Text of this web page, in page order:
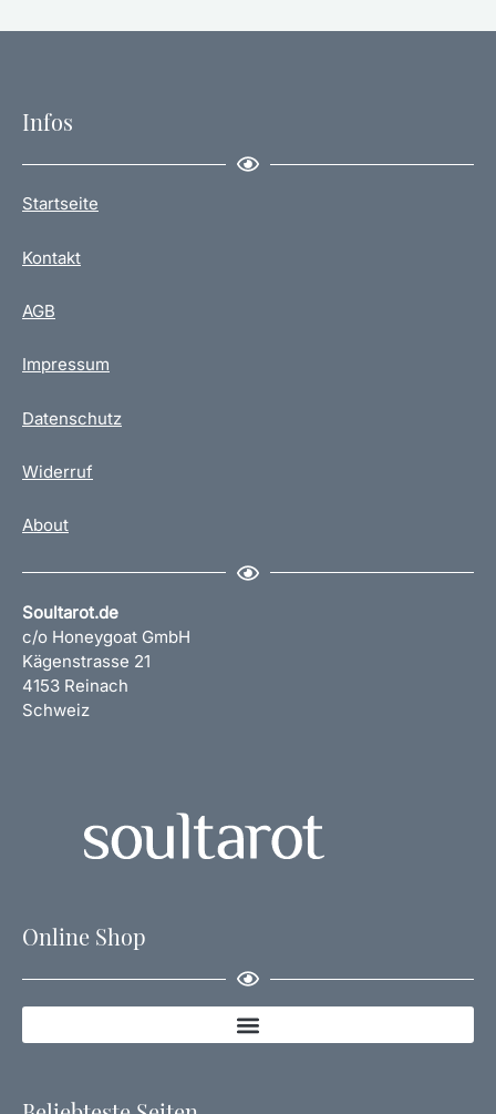
Infos
Startseite
Kontakt
AGB
Impressum
Datenschutz
Widerruf
About
Soultarot.de
c/o Honeygoat GmbH
Kägenstrasse 21
4153 Reinach
Schweiz
Online Shop